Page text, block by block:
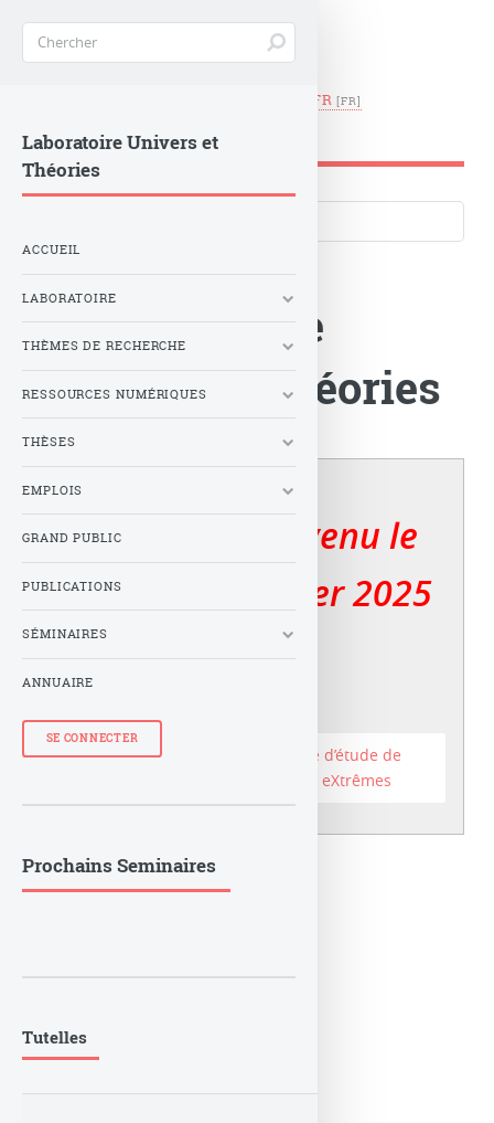
Observatoire de Paris
FR
Langues du site
Le Laboratoire
Univers et Théories
Le LuTh est devenu le
Lux au 1
janvier 2025
Accéder au site du Laboratoire d’étude de
l’Univers et des phénomènes eXtrêmes
Laboratoire Univers et
Théories
ACCUEIL
LABORATOIRE
THÈMES DE RECHERCHE
RESSOURCES NUMÉRIQUES
THÈSES
EMPLOIS
GRAND PUBLIC
PUBLICATIONS
SÉMINAIRES
ANNUAIRE
SE CONNECTER
Prochains Seminaires
Tutelles